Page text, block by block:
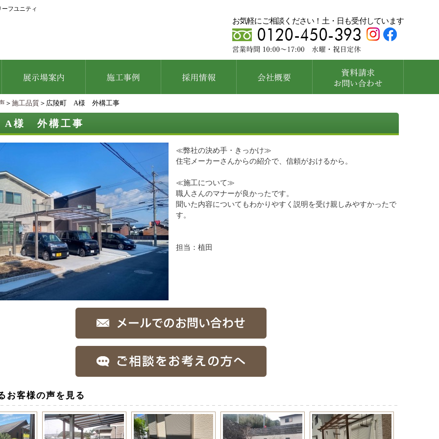
フユニティ
お気軽にご相談ください！土・日も受付しています
＞ 施工品質 ＞広陵町 A様 外構工事
様 外構工事
≪弊社の決め手・きっかけ≫
住宅メーカーさんからの紹介で、信頼がおけるから。
≪施工について≫
職人さんのマナーが良かったです。
聞いた内容についてもわかりやすく説明を受け親しみやすかったで
す。
担当：植田
お客様の声を見る